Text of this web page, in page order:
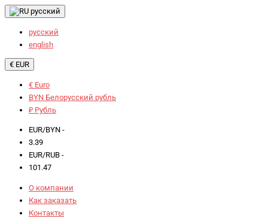
русский
русский
english
€ EUR
€ Euro
BYN Белорусский рубль
₽ Рубль
EUR/BYN -
3.39
EUR/RUB -
101.47
О компании
Как заказать
Контакты